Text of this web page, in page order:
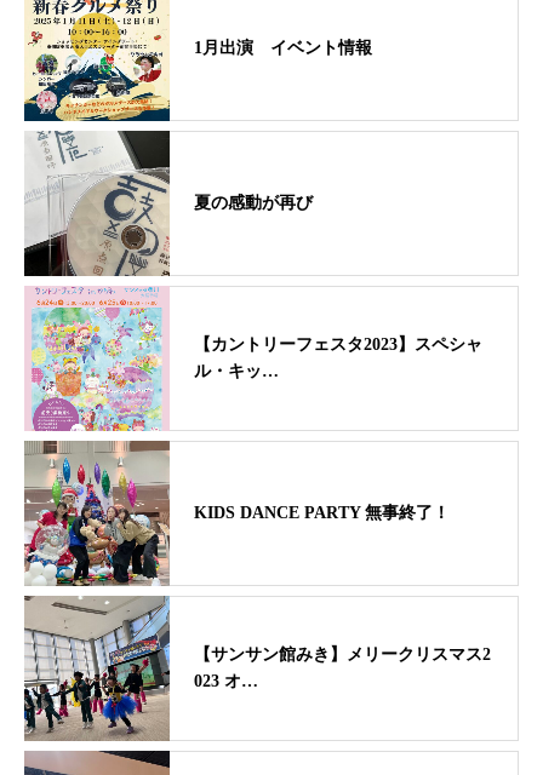
1月出演 イベント情報
夏の感動が再び
【カントリーフェスタ2023】スペシャ
ル・キッ…
KIDS DANCE PARTY 無事終了！
【サンサン館みき】メリークリスマス2
023 オ…